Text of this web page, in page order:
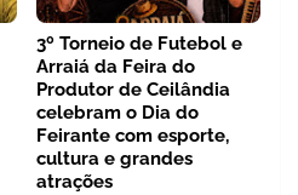
3º Torneio de Futebol e
Arraiá da Feira do
Produtor de Ceilândia
celebram o Dia do
Feirante com esporte,
cultura e grandes
atrações